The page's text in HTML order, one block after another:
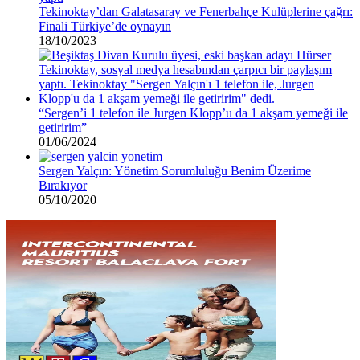
Tekinoktay’dan Galatasaray ve Fenerbahçe Kulüplerine çağrı:
Finali Türkiye’de oynayın
18/10/2023
“Sergen’i 1 telefon ile Jurgen Klopp’u da 1 akşam yemeği ile
getiririm”
01/06/2024
Sergen Yalçın: Yönetim Sorumluluğu Benim Üzerime
Bırakıyor
05/10/2020